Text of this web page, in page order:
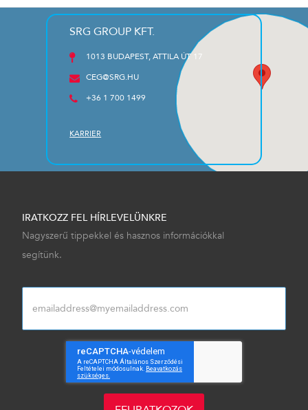
SRG GROUP KFT.
1013 BUDAPEST, ATTILA ÚT 17
CEG@SRG.HU
+36 1 700 1499
KARRIER
IRATKOZZ FEL HÍRLEVELÜNKRE
Nagyszerű tippekkel és hasznos információkkal
segítünk.